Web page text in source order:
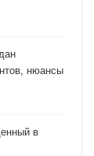
нюансы
в